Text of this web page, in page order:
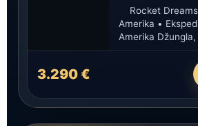
Rocket Dreams
Amerika •
Amerika
Ova ruta vodi
3.290 €